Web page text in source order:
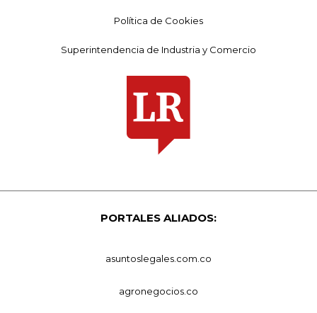
Política de Cookies
Superintendencia de Industria y Comercio
PORTALES ALIADOS:
asuntoslegales.com.co
agronegocios.co